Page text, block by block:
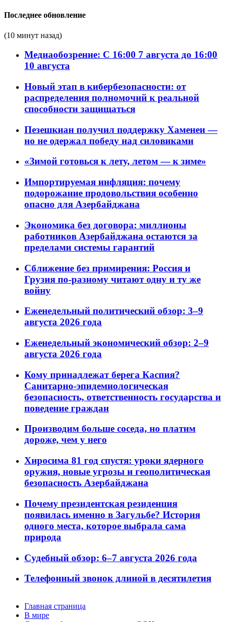
Последнее обновление
(10 минут назад)
Медиаобозрение: С 16:00 7 августа до 16:00
10 августа
Новый этап в кибербезопасности: от
распределения полномочий к реальной
способности защищаться
Пезешкиан получил поддержку Хаменеи —
но не одержал победу над силовиками
«Зимой готовься к лету, летом — к зиме»
Импортируемая инфляция: почему
подорожание продовольствия особенно
опасно для Азербайджана
Экономика без договора: миллионы
работников Азербайджана остаются за
пределами системы гарантий
Сближение без примирения: Россия и
Грузия по-разному читают одну и ту же
войну
Еженедельный политический обзор: 3–9
августа 2026 года
Еженедельный экономический обзор: 2–9
августа 2026 года
Кому принадлежат берега Каспия?
Санитарно-эпидемиологическая
безопасность, ответственность государства и
поведение граждан
Производим больше соседа, но платим
дороже, чем у него
Хиросима 81 год спустя: уроки ядерного
оружия, новые угрозы и геополитическая
безопасность Азербайджана
Почему президентская резиденция
появилась именно в Загульбе? История
одного места, которое выбрала сама
природа
Судебный обзор: 6–7 августа 2026 года
Телефонный звонок длиной в десятилетия
Главная страница
В мире